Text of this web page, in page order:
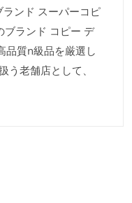
ランド スーパーコピ
ランド コピー デ
品質n級品を厳選し
う老舗店として、